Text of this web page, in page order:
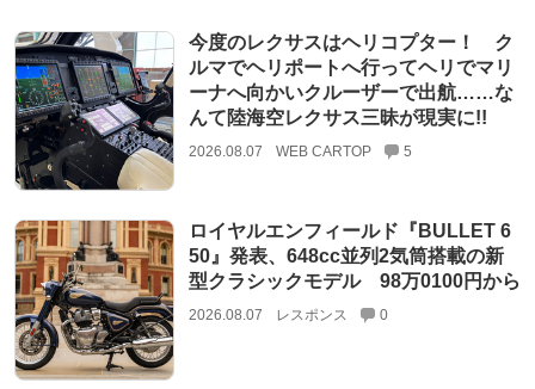
今度のレクサスはヘリコプター！ ク
ルマでヘリポートへ行ってヘリでマリ
ーナへ向かいクルーザーで出航……な
んて陸海空レクサス三昧が現実に!!
2026.08.07 WEB CARTOP 5
ロイヤルエンフィールド『BULLET 6
50』発表、648cc並列2気筒搭載の新
型クラシックモデル 98万0100円から
2026.08.07 レスポンス 0